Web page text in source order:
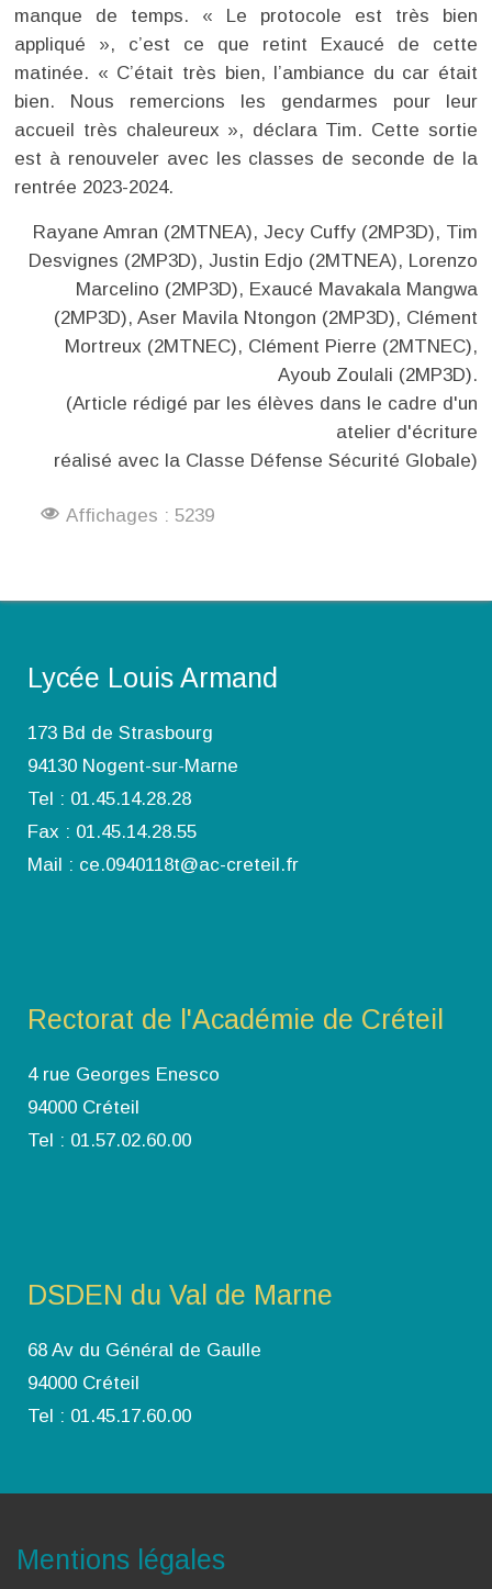
manque de temps. « Le protocole est très bien
appliqué », c’est ce que retint Exaucé de cette
matinée. « C’était très bien, l’ambiance du car était
bien. Nous remercions les gendarmes pour leur
accueil très chaleureux », déclara Tim. Cette sortie
est à renouveler avec les classes de seconde de la
rentrée 2023-2024.
Rayane Amran (2MTNEA), Jecy Cuffy (2MP3D), Tim
Desvignes (2MP3D), Justin Edjo (2MTNEA), Lorenzo
Marcelino (2MP3D), Exaucé Mavakala Mangwa
(2MP3D), Aser Mavila Ntongon (2MP3D), Clément
Mortreux (2MTNEC), Clément Pierre (2MTNEC),
Ayoub Zoulali (2MP3D).
(Article rédigé par les élèves dans le cadre d'un
atelier d'écriture
réalisé avec la Classe Défense Sécurité Globale)
Affichages : 5239
Lycée Louis Armand
173 Bd de Strasbourg
94130 Nogent-sur-Marne
Tel : 01.45.14.28.28
Fax : 01.45.14.28.55
Mail : ce.0940118t@ac-creteil.fr
Rectorat de l'Académie de Créteil
4 rue Georges Enesco
94000 Créteil
Tel : 01.57.02.60.00
DSDEN du Val de Marne
68 Av du Général de Gaulle
94000 Créteil
Tel : 01.45.17.60.00
Mentions légales